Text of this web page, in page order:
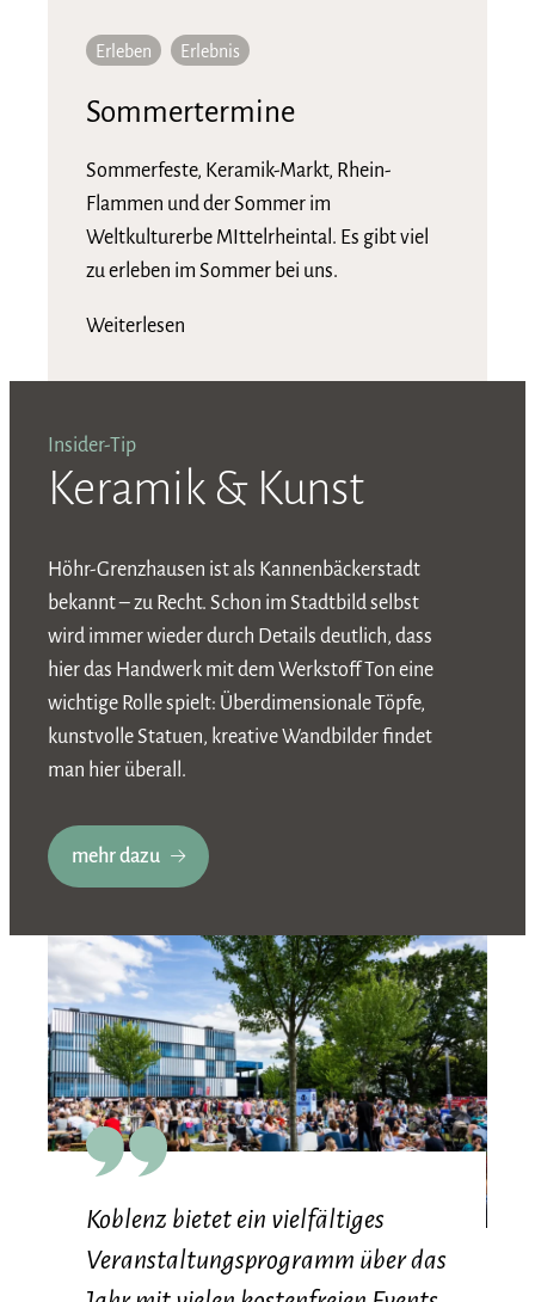
Erleben Erlebnis
Sommertermine
Sommerfeste, Keramik-Markt, Rhein-
Flammen und der Sommer im
Weltkulturerbe MIttelrheintal. Es gibt viel
zu erleben im Sommer bei uns.
Weiterlesen
Insider-Tip
Keramik & Kunst
Höhr-Grenzhausen ist als Kannenbäckerstadt
bekannt – zu Recht. Schon im Stadtbild selbst
wird immer wieder durch Details deutlich, dass
hier das Handwerk mit dem Werkstoff Ton eine
wichtige Rolle spielt: Überdimensionale Töpfe,
kunstvolle Statuen, kreative Wandbilder findet
man hier überall.
mehr dazu
Koblenz bietet ein vielfältiges
Veranstaltungsprogramm über das